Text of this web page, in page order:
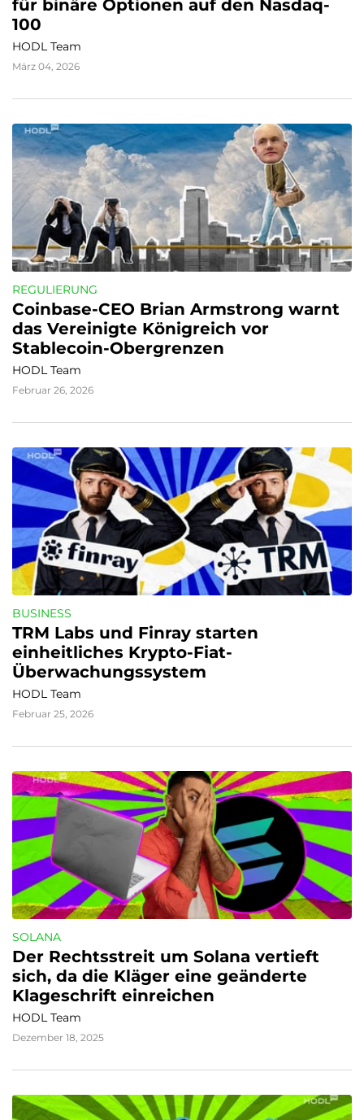
für binäre Optionen auf den Nasdaq-
100
HODL Team
März 04, 2026
REGULIERUNG
Coinbase-CEO Brian Armstrong warnt
das Vereinigte Königreich vor
Stablecoin-Obergrenzen
HODL Team
Februar 26, 2026
BUSINESS
TRM Labs und Finray starten
einheitliches Krypto-Fiat-
Überwachungssystem
HODL Team
Februar 25, 2026
SOLANA
Der Rechtsstreit um Solana vertieft
sich, da die Kläger eine geänderte
Klageschrift einreichen
HODL Team
Dezember 18, 2025